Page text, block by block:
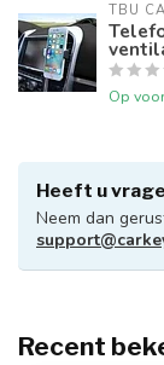
TBU
Op
Heeft u
Neem dan
Recent